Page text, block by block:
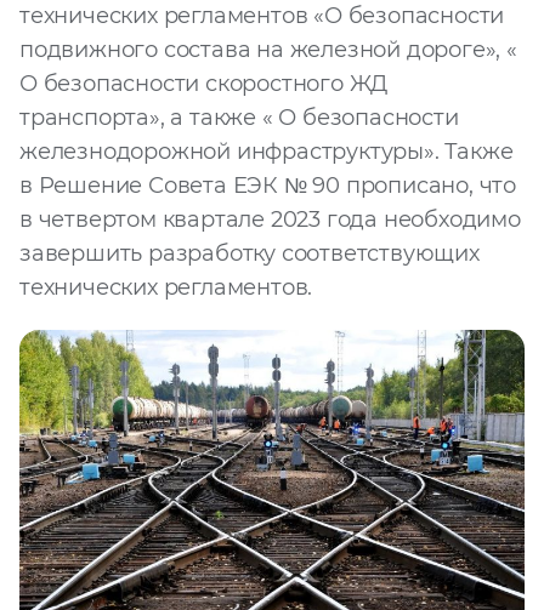
технических регламентов «О безопасности
подвижного состава на железной дороге», «
О безопасности скоростного ЖД
транспорта», а также « О безопасности
железнодорожной инфраструктуры». Также
в Решение Совета ЕЭК № 90 прописано, что
в четвертом квартале 2023 года необходимо
завершить разработку соответствующих
технических регламентов.